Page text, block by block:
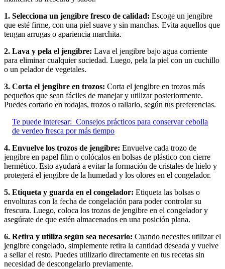
1. Selecciona un jengibre fresco de calidad: Escoge un jengibre
que esté firme, con una piel suave y sin manchas. Evita aquellos que
tengan arrugas o apariencia marchita.
2. Lava y pela el jengibre: Lava el jengibre bajo agua corriente
para eliminar cualquier suciedad. Luego, pela la piel con un cuchillo
o un pelador de vegetales.
3. Corta el jengibre en trozos: Corta el jengibre en trozos más
pequeños que sean fáciles de manejar y utilizar posteriormente.
Puedes cortarlo en rodajas, trozos o rallarlo, según tus preferencias.
Te puede interesar: Consejos prácticos para conservar cebolla
de verdeo fresca por más tiempo
4. Envuelve los trozos de jengibre: Envuelve cada trozo de
jengibre en papel film o colócalos en bolsas de plástico con cierre
hermético. Esto ayudará a evitar la formación de cristales de hielo y
protegerá el jengibre de la humedad y los olores en el congelador.
5. Etiqueta y guarda en el congelador: Etiqueta las bolsas o
envolturas con la fecha de congelación para poder controlar su
frescura. Luego, coloca los trozos de jengibre en el congelador y
asegúrate de que estén almacenados en una posición plana.
6. Retira y utiliza según sea necesario: Cuando necesites utilizar el
jengibre congelado, simplemente retira la cantidad deseada y vuelve
a sellar el resto. Puedes utilizarlo directamente en tus recetas sin
necesidad de descongelarlo previamente.